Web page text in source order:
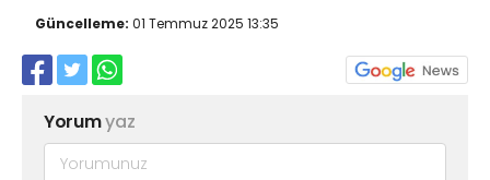
Güncelleme: 01 Temmuz 2025 13:35
Yorumyaz